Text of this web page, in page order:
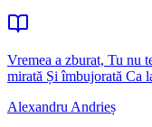
Vremea a zburat, Tu nu
mirată Și îmbujorată Ca
Alexandru Andrieș